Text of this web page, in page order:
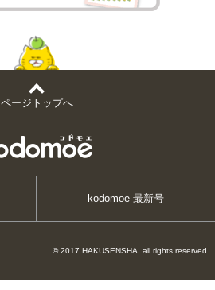
ページトップへ
kodomoe 最新号
© 2017 HAKUSENSHA, all rights reserved